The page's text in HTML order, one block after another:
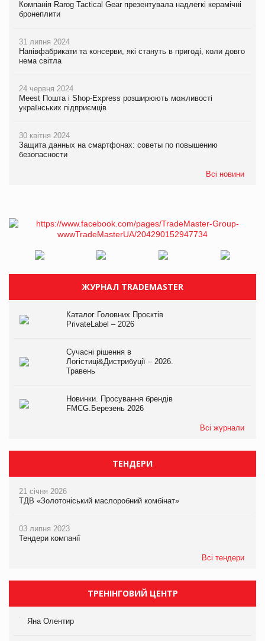
Компанія Rarog Tactical Gear презентувала надлегкі керамічні
бронеплити
31 липня 2024
Напівфабрикати та консерви, які стануть в пригоді, коли довго
нема світла
24 червня 2024
Meest Пошта і Shop-Express розширюють можливості
українських підприємців
30 квітня 2024
Защита данных на смартфонах: советы по повышению
безопасности
Всі новини
ЖУРНАЛ TRADEMASTER
Каталог Головних Проєктів
PrivateLabel – 2026
Сучасні рішення в
Логістиці&Дистрибуції – 2026.
Травень
Новинки. Просування брендів
FMCG.Березень 2026
Всі журнали
ТЕНДЕРИ
21 січня 2026
ТДВ «Золотоніський маслоробний комбінат»
03 липня 2023
Тендери компанії
Всі тендери
ТРЕНІНГОВИЙ ЦЕНТР
Яна Олентир